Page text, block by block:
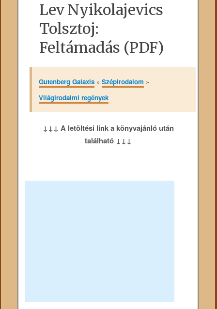
Lev Nyikolajevics
Tolsztoj:
Feltámadás (PDF)
Gutenberg Galaxis» Szépirodalom »
Világirodalmi regények
↓↓↓ A letöltési link a könyvajánló után
található ↓↓↓